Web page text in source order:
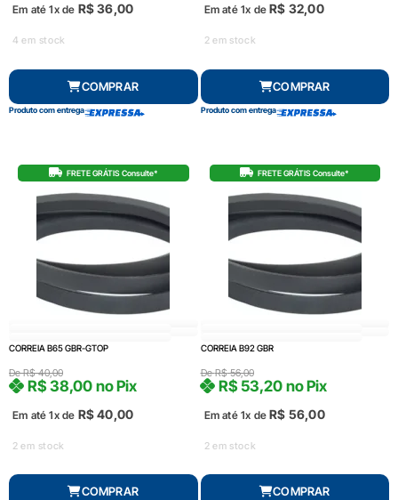
Em até 1x de R$36,00
4 em stock
COMPRAR
Produto com entrega
Em até 1x de R$ 32,00
2 em stock
COMPRAR
Produto com entrega
FRETE GRÁTIS Consulte*
CORREIA B65 GBR-GTOP
DeR$40,00
Em até 1x de R$40,00
R$38,00 no Pix
2 em stock
COMPRAR
FRETE GRÁTIS Consulte*
CORREIA B92 GBR
DeR$56,00
Em até 1x deR$ 56,00
R$ 53,20 no Pix
2 em stock
COMPRAR